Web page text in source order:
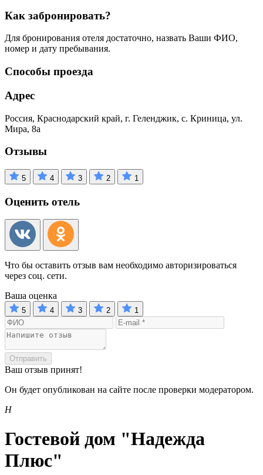
Как забронировать?
Для бронирования отеля достаточно, назвать Ваши ФИО,
номер и дату пребывания.
Способы проезда
Адрес
Россия, Краснодарский край, г. Геленджик, с. Криница, ул.
Мира, 8а
Отзывы
5 4 3 2 1
Оценить отель
Что бы оставить отзыв вам необходимо авторизироваться
через соц. сети.
Ваша оценка
5 4 3 2 1
Отправить
Ваш отзыв принят!
Он будет опубликован на сайте после проверки модератором.
Н
Гостевой дом "Надежда
Плюс"